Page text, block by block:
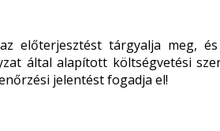
előterjesztést tárgyalja meg,
által alapított költségvetési
jelentést fogadja el!